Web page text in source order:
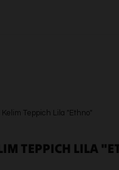
Kelim Teppich Lila "Ethno"
TEPPICH LILA